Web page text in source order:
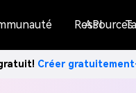
Ressources
API
Créer